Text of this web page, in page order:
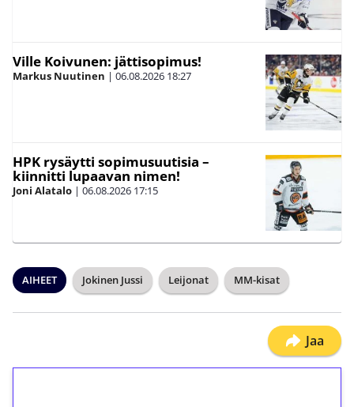
Ville Koivunen: jättisopimus!
Markus Nuutinen | 06.08.2026 18:27
HPK rysäytti sopimusuutisia –
kiinnitti lupaavan nimen!
Joni Alatalo | 06.08.2026 17:15
AIHEET Jokinen Jussi Leijonat MM-kisat
Jaa